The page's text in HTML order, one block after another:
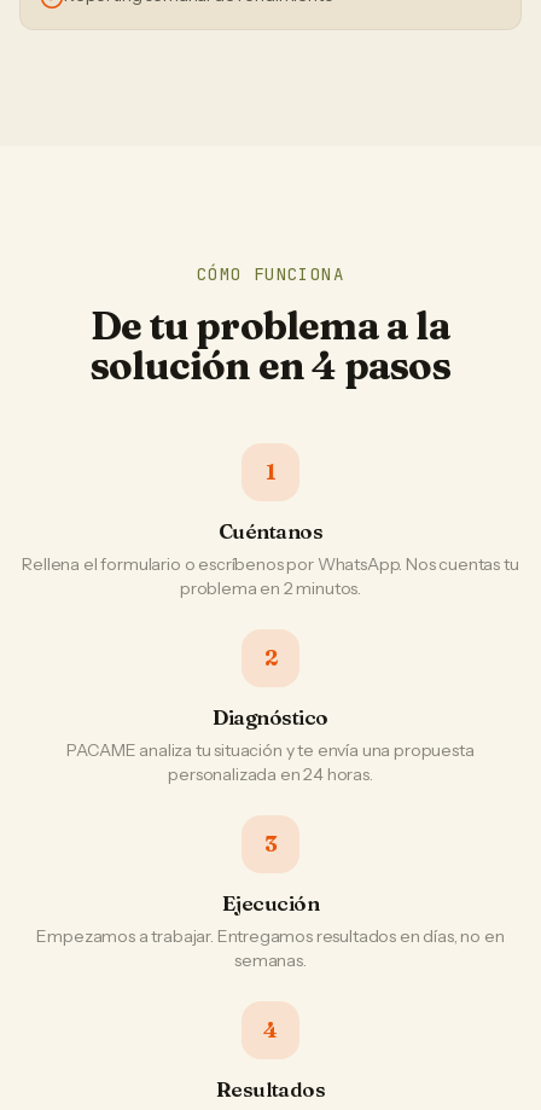
CÓMO FUNCIONA
De tu problema a la
solución en 4 pasos
1
Cuéntanos
Rellena el formulario o escríbenos por WhatsApp. Nos cuentas tu
problema en 2 minutos.
2
Diagnóstico
PACAME analiza tu situación y te envía una propuesta
personalizada en 24 horas.
3
Ejecución
Empezamos a trabajar. Entregamos resultados en días, no en
semanas.
4
Resultados